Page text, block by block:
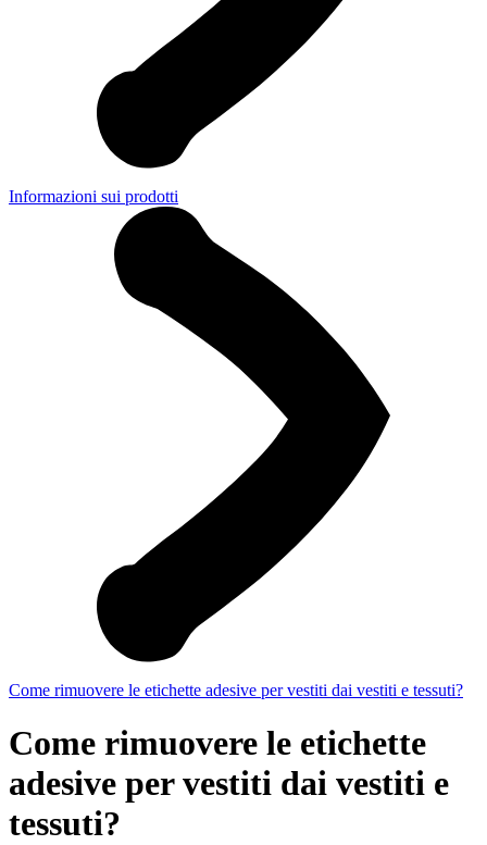
Informazioni sui prodotti
Come rimuovere le etichette adesive per vestiti dai vestiti e tessuti?
Come rimuovere le etichette
adesive per vestiti dai vestiti e
tessuti?